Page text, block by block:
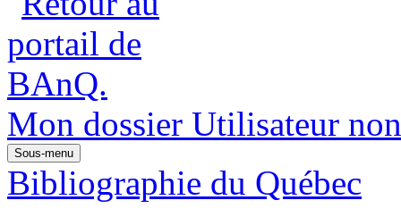
Mon dossier Utilisateur
Sous-menu
Bibliographie du Québec